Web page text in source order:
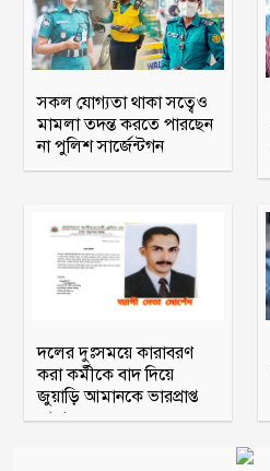
সকল যোগ্যতা থাকা সত্বেও
মামলা তদন্ত করতে পারছেন
না পুলিশ সার্জেন্টগন
দলের দুঃসময়ে কারাবরণ
করা কর্মীকে বাদ দিয়ে
জুয়াড়ি আমানকে ভারপ্রাপ্ত
আহ্বায়ক